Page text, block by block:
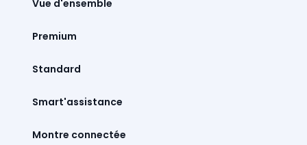
Vue d'ensemble
Premium
Standard
Smart'assistance
Montre connectée